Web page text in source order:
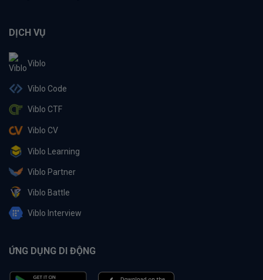
DỊCH VỤ
Viblo
Viblo Code
Viblo CTF
Viblo CV
Viblo Learning
Viblo Partner
Viblo Battle
Viblo Interview
ỨNG DỤNG DI ĐỘNG